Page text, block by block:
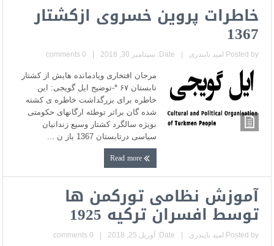
خاطرات پروین خسروی ازکشتار
1367
Posted by امید بایندری Date: سپتامبر 30, 2018 0 comments
مرجان افتخاری ویادمانده هایش از کشتار
تابستان ۶۷ *-توضیح ایل گویجی: این
خاطره برای بزرگداشت خاطره ی کشته
شده گان براثر توطئه ارگانهای حکومتی
بویژه سالگرد کشتار وسیع زندانیان
سیاسی درتابستان 1367 باز ن ...
Read more
آموزش نظامی تورکمن ها
توسط افسران ترکیه 1925
Posted by امید بایندری Date: آوریل 25, 2018 0 comments